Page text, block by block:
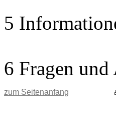
5
6 Fragen und
zum Seitenanfang